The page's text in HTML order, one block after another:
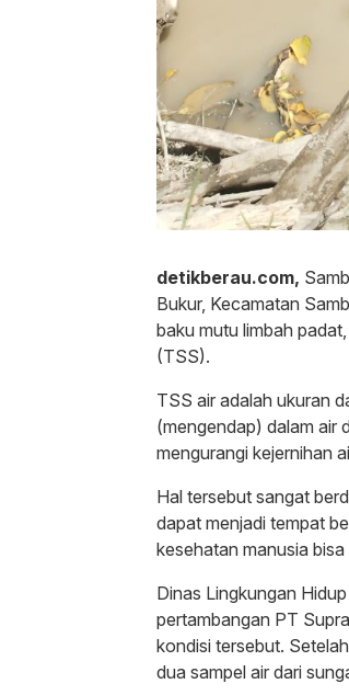
detikberau.com,
Bukur, Kecamatan
baku mutu limbah
(TSS).
TSS air adalah ukuran
(mengendap) dalam air
mengurangi kejernihan
Hal tersebut sangat
dapat menjadi tempat
kesehatan manusia
Dinas Lingkungan
pertambangan PT
kondisi tersebut.
dua sampel air dari